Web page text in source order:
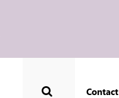
Contact